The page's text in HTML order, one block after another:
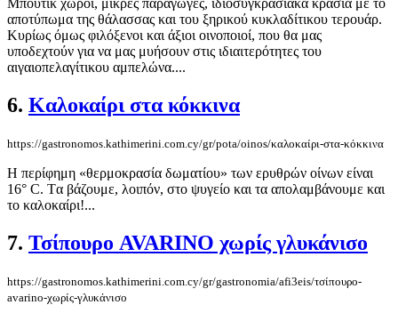
Μπουτίκ χώροι, μικρές παραγωγές, ιδιοσυγκρασιακά κρασιά με το
αποτύπωμα της θάλασσας και του ξηρικού κυκλαδίτικου τερουάρ.
Κυρίως όμως φιλόξενοι και άξιοι οινοποιοί, που θα μας
υποδεχτούν για να μας μυήσουν στις ιδιαιτερότητες του
αιγαιοπελαγίτικου αμπελώνα....
6. Καλοκαίρι στα κόκκινα
https://gastronomos.kathimerini.com.cy/gr/pota/oinos/καλοκαίρι-στα-κόκκινα
Η περίφημη «θερμοκρασία δωματίου» των ερυθρών οίνων είναι
16° C. Tα βάζουμε, λοιπόν, στο ψυγείο και τα απολαμβάνουμε και
το καλοκαίρι!...
7. Τσίπουρο AVARINO χωρίς γλυκάνισο
https://gastronomos.kathimerini.com.cy/gr/gastronomia/afi3eis/τσίπουρο-
avarino-χωρίς-γλυκάνισο